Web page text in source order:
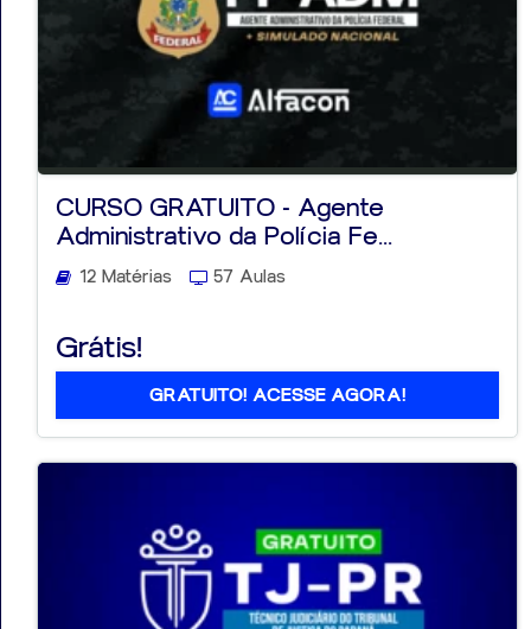
CURSO GRATUITO - Agente
Administrativo da Polícia Fe...
12 Matérias 57 Aulas
Grátis!
GRATUITO! ACESSE AGORA!